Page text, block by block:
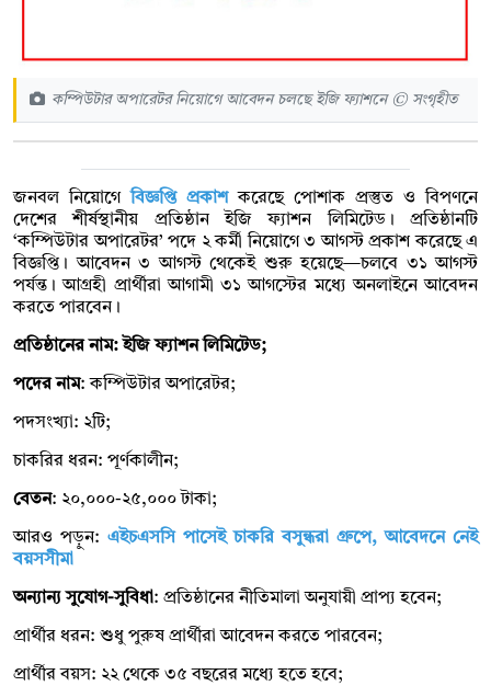
কম্পিউটার অপারেটর নিয়োগে আবেদন চলছে ইজি ফ্যাশনে © সংগৃহীত
জনবল নিয়োগেবিজ্ঞপ্তি প্রকাশকরেছে পোশাক প্রস্তুত ও বিপণনে
দেশের শীর্ষস্থানীয় প্রতিষ্ঠান ইজি ফ্যাশন লিমিটেড। প্রতিষ্ঠানটি
‘কম্পিউটার অপারেটর’ পদে ২ কর্মী নিয়োগে ৩ আগস্ট প্রকাশ করেছে এ
বিজ্ঞপ্তি। আবেদন ৩ আগস্ট থেকেই শুরু হয়েছে—চলবে ৩১ আগস্ট
পর্যন্ত। আগ্রহী প্রার্থীরা আগামী ৩১ আগস্টের মধ্যে অনলাইনে আবেদন
করতে পারবেন।
প্রতিষ্ঠানের নাম: ইজি ফ্যাশন লিমিটেড;
পদের নাম: কম্পিউটার অপারেটর;
পদসংখ্যা: ২টি;
চাকরির ধরন: পূর্ণকালীন;
বেতন: ২০,০০০-২৫,০০০ টাকা;
আরও পড়ুন: এইচএসসি পাসেই চাকরি বসুন্ধরা গ্রুপে, আবেদনে নেই
বয়সসীমা
অন্যান্য সুযোগ-সুবিধা: প্রতিষ্ঠানের নীতিমালা অনুযায়ী প্রাপ্য হবেন;
প্রার্থীর ধরন: শুধু পুরুষ প্রার্থীরা আবেদন করতে পারবেন;
প্রার্থীর বয়স: ২২ থেকে ৩৫ বছরের মধ্যে হতে হবে;